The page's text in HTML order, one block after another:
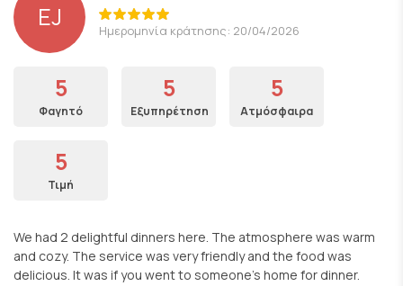
EJ Ημερομηνία κράτησης: 20/04/2026
5
Φαγητό
5
Εξυπηρέτηση
5
Ατμόσφαιρα
5
Τιμή
We had 2 delightful dinners here. The atmosphere was warm
and cozy. The service was very friendly and the food was
delicious. It was if you went to someone’s home for dinner.